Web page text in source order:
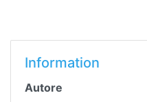
Information
Autore